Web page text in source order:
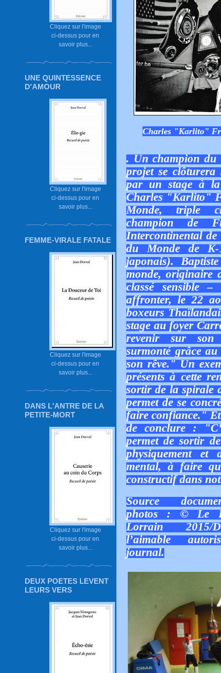
Cliquez sur l'image
ci-dessus pour en
savoir plus...
UNE QUINTESSENCE
D'AMOUR
Cliquez sur l'image
ci-dessus pour en
savoir plus...
FEMME-VIRALE FATALE
Cliquez sur l'image
ci-dessus pour en
savoir plus...
DANS L'ANTRE DE LA
PETITE-MORT
Cliquez sur l'image
ci-dessus pour en
savoir plus...
DEUX POETES LEVENT
LEURS VERS
Charles "Karlito"
. Un champion du
projet se
par un stage à
Charles "Karlito"
Monde, triple
champion de
Intercontinental
du Monde de
japonais).
monde, originaire
classé sensible
affronter, le 22
boxeurs
stage au foyer
revenir sur son
surmonté grâce
son rêve." Un
présents à cette
sortir de la spirale
permet de se
faire confiance." Et
de conclure :
permet de sortir
physiquement et
mental, à faire
constructif dans
Source
photos : © Le
Lorrain 2015/
l’aimable
journal.